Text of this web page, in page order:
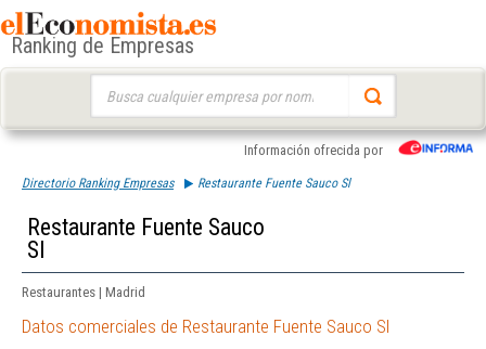
Ranking de Empresas
Información ofrecida por
Directorio Ranking Empresas Restaurante Fuente Sauco Sl
Restaurante Fuente Sauco
Sl
Restaurantes | Madrid
Datos comerciales de Restaurante Fuente Sauco Sl